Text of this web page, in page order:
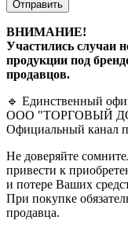
Отправить
ВНИМАНИЕ!
Участились случаи
продукции под
продавцов.
🔹 Единственный
ООО "ТОРГОВЫЙ
Официальный канал
Не доверяйте
привести к
и потере Ваших
При покупке
продавца.